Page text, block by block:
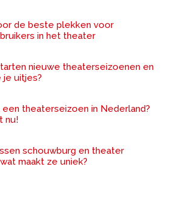
de beste plekken voor
in het theater
nieuwe theaterseizoenen en
je uitjes?
theaterseizoen in Nederland?
nu!
schouwburg en theater
maakt ze uniek?